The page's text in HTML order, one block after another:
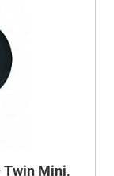
Twin Mini,